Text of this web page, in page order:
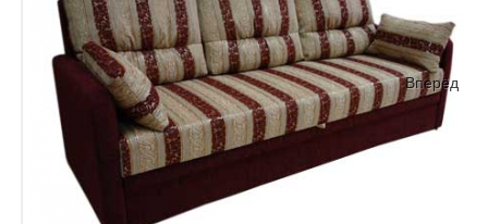
Вперёд